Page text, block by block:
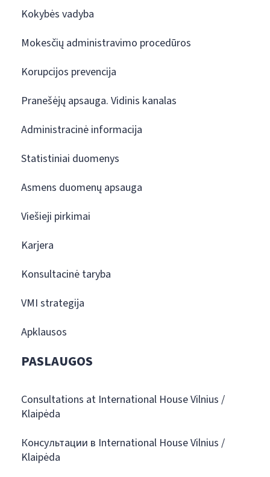
Kokybės vadyba
Mokesčių administravimo procedūros
Korupcijos prevencija
Pranešėjų apsauga. Vidinis kanalas
Administracinė informacija
Statistiniai duomenys
Asmens duomenų apsauga
Viešieji pirkimai
Karjera
Konsultacinė taryba
VMI strategija
Apklausos
PASLAUGOS
Consultations at International House Vilnius /
Klaipėda
Консультации в International House Vilnius /
Klaipėda